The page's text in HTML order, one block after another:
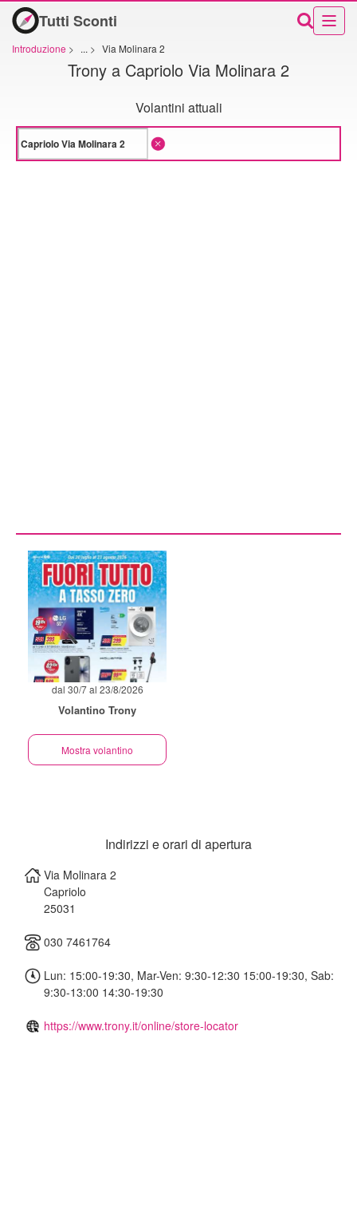
Tutti Sconti
Introduzione > ... > Via Molinara 2
Trony a Capriolo Via Molinara 2
Volantini attuali
dal 30/7 al 23/8/2026
Volantino Trony
Mostra volantino
Indirizzi e orari di apertura
Via Molinara 2
Capriolo
25031
030 7461764
Lun: 15:00-19:30, Mar-Ven: 9:30-12:30 15:00-19:30, Sab:
9:30-13:00 14:30-19:30
https://www.trony.it/online/store-locator